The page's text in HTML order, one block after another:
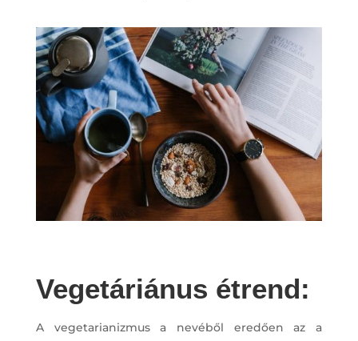
Vegetáriánus étrend:
A vegetarianizmus a nevéből eredően az a